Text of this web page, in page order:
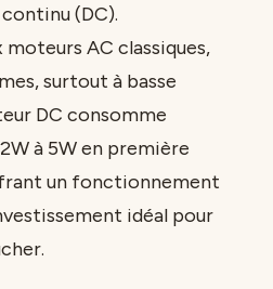
(DC).
AC classiques,
surtout à basse
DC consomme
à 5W en première
un fonctionnement
idéal pour